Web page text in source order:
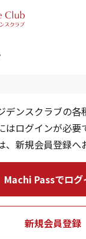
デンスクラブの各
はログインが必要
、新規会員登録へ
Machi Passでログ
新規会員登録